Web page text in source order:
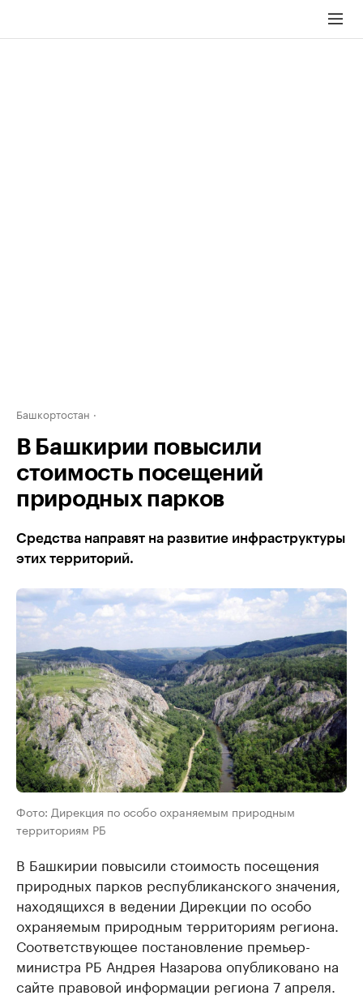
Башкортостан
В Башкирии повысили
стоимость посещений
природных парков
Средства направят на развитие инфраструктуры
этих территорий.
Фото: Дирекция по особо охраняемым природным
территориям РБ
В Башкирии повысили стоимость посещения
природных парков республиканского значения,
находящихся в ведении Дирекции по особо
охраняемым природным территориям региона.
Соответствующее постановление премьер-
министра РБ Андрея Назарова опубликовано на
сайте правовой информации региона 7 апреля.